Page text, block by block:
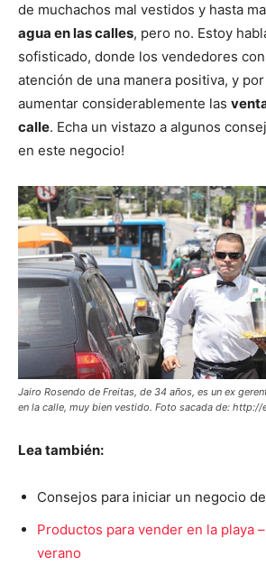
de muchachos mal vestidos y hasta
agua en las calles, pero no. Estoy
sofisticado, donde los vendedores
atención de una manera positiva, y
aumentar considerablemente las
calle. Echa un vistazo a algunos
en este negocio!
Jairo Rosendo de Freitas, de 34 años, es un ex
en la calle, muy bien vestido. Foto sacada de:
Lea también:
Consejos para iniciar un negocio
Productos para vender en la playa
verano